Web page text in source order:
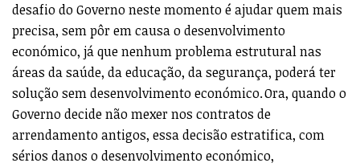
desafio do Governo neste momento é ajudar quem mais
precisa, sem pôr em causa o desenvolvimento
económico, já que nenhum problema estrutural nas
áreas da saúde, da educação, da segurança, poderá ter
solução sem desenvolvimento económico. Ora, quando o
Governo decide não mexer nos contratos de
arrendamento antigos, essa decisão estratifica, com
sérios danos o desenvolvimento económico,